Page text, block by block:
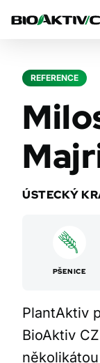
REFERENCE
ÚSTECKÝ
PŠENICE
PlantAktiv
BioAktiv